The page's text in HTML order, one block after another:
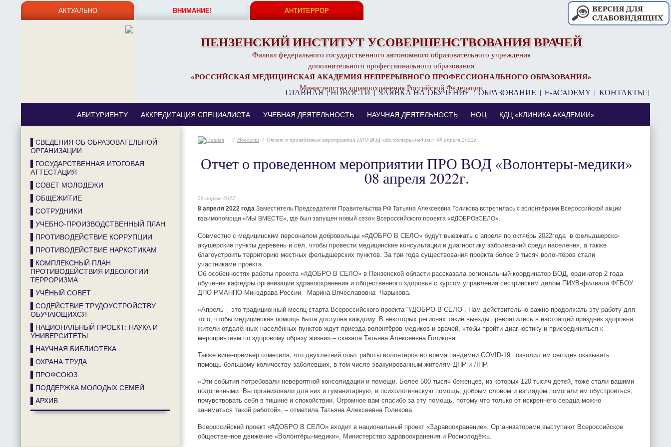
АКТУАЛЬНО ВНИМАНИЕ! АНТИТЕРРОР
ПЕНЗЕНСКИЙ ИНСТИТУТ УСОВЕРШЕНСТВОВАНИЯ ВРАЧЕЙ
Филиал федерального государственного автономного образовательного учреждения
дополнительного профессионального образования
«РОССИЙСКАЯ МЕДИЦИНСКАЯ АКАДЕМИЯ НЕПРЕРЫВНОГО ПРОФЕССИОНАЛЬНОГО ОБРАЗОВАНИЯ»
Министерства здравоохранения Российской Федерации
ГЛАВНАЯ |НОВОСТИ |ЗАЯВКА НА ОБУЧЕНИЕ |ОБРАЗОВАНИЕ | E-ACADEMY | КОНТАКТЫ |
АБИТУРИЕНТУ АККРЕДИТАЦИЯ СПЕЦИАЛИСТА УЧЕБНАЯ ДЕЯТЕЛЬНОСТЬ НАУЧНАЯ ДЕЯТЕЛЬНОСТЬ НОЦ КДЦ «КЛИНИКА АКАДЕМИИ»
/ Новости / Отчет о проведенном мероприятии ПРО ВОД «Волонтеры-медики» 08 апреля 2022г.
Отчет о проведенном мероприятии ПРО ВОД «Волонтеры-медики»
08 апреля 2022г.
29 апреля 2022
8 апреля 2022 года Заместитель Председателя Правительства РФ Татьяна Алексеевна Голикова встретилась с волонтёрами Всероссийской акции
взаимопомощи «МЫ ВМЕСТЕ», где был запущен новый сезон Всероссийского проекта «#ДОБРОвСЕЛО».
Совместно с медицинским персоналом добровольцы «#ДОБРО В СЕЛО» будут выезжать с апреля по октябрь 2022года в фельдшерско-
акушерские пункты деревень и сёл, чтобы провести медицинские консультации и диагностику заболеваний среди населения, а также
благоустроить территорию местных фельдшерских пунктов. За три года существования проекта более 9 тысяч волонтёров стали
участниками проекта.
Об особенностях работы проекта «#ДОБРО В СЕЛО» в Пензенской области рассказала региональный координатор ВОД, ординатор 2 года
обучения кафедры организации здравоохранения и общественного здоровья с курсом управления сестринским делом ПИУВ-филиала ФГБОУ
ДПО РМАНПО Минздрава России Марина Вячеславовна Чарыкова.
«Апрель – это традиционный месяц старта Всероссийского проекта “#ДОБРО В СЕЛО”. Нам действительно важно продолжать эту работу для
того, чтобы медицинская помощь была доступна каждому. В некоторых регионах такие выезды превратились в настоящий праздник здоровья:
жители отдалённых населённых пунктов ждут приезда волонтёров-медиков и врачей, чтобы пройти диагностику и присоединиться к
мероприятиям по здоровому образу жизни»,– сказала Татьяна Алексеевна Голикова.
Также вице-премьер отметила, что двухлетний опыт работы волонтёров во время пандемии COVID-19 позволил им сегодня оказывать
помощь большому количеству заболевших, в том числе эвакуированным жителям ДНР и ЛНР.
«Эти события потребовали невероятной консолидации и помощи. Более 500 тысяч беженцев, из которых 120 тысяч детей, тоже стали вашими
подопечными. Вы организовали для них и гуманитарную, и психологическую помощь, добрым словом и взглядом помогали им обустроиться,
почувствовать себя в тишине и спокойствии. Огромное вам спасибо за эту помощь, потому что только от искреннего сердца можно
заниматься такой работой», – отметила Татьяна Алексеевна Голикова.
Всероссийский проект «#ДОБРО В СЕЛО» входит в национальный проект «Здравоохранение». Организаторами выступают Всероссийское
общественное движение «Волонтёры-медики», Министерство здравоохранения и Росмолодёжь.
▌СВЕДЕНИЯ ОБ ОБРАЗОВАТЕЛЬНОЙ
ОРГАНИЗАЦИИ
▌ГОСУДАРСТВЕННАЯ ИТОГОВАЯ
АТТЕСТАЦИЯ
▌СОВЕТ МОЛОДЕЖИ
▌ОБЩЕЖИТИЕ
▌СОТРУДНИКИ
▌УЧЕБНО-ПРОИЗВОДСТВЕННЫЙ ПЛАН
▌ПРОТИВОДЕЙСТВИЕ КОРРУПЦИИ
▌ПРОТИВОДЕЙСТВИЕ НАРКОТИКАМ
▌КОМПЛЕКСНЫЙ ПЛАН
ПРОТИВОДЕЙСТВИЯ ИДЕОЛОГИИ
ТЕРРОРИЗМА
▌УЧЁНЫЙ СОВЕТ
▌СОДЕЙСТВИЕ ТРУДОУСТРОЙСТВУ
ОБУЧАЮЩИХСЯ
▌НАЦИОНАЛЬНЫЙ ПРОЕКТ: НАУКА И
УНИВЕРСИТЕТЫ
▌НАУЧНАЯ БИБЛИОТЕКА
▌ОХРАНА ТРУДА
▌ПРОФСОЮЗ
▌ПОДДЕРЖКА МОЛОДЫХ СЕМЕЙ
▌АРХИВ